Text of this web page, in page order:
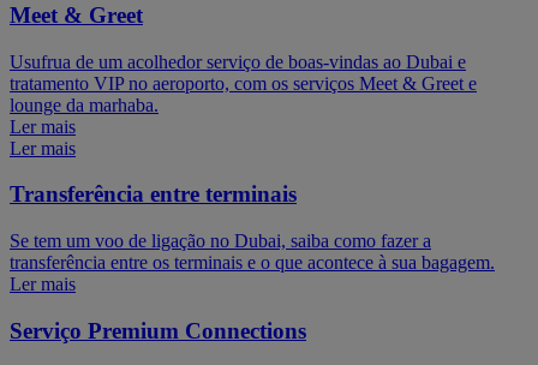
Meet & Greet
Usufrua de um acolhedor serviço de boas-vindas ao Dubai e
tratamento VIP no aeroporto, com os serviços Meet & Greet e
lounge da marhaba.
Ler mais
Ler mais
Transferência entre terminais
Se tem um voo de ligação no Dubai, saiba como fazer a
transferência entre os terminais e o que acontece à sua bagagem.
Ler mais
Serviço Premium Connections